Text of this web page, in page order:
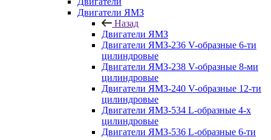
Двигатели ЯМЗ
Назад
Двигатели ЯМЗ
Двигатели ЯМЗ-236 V-образные 6-ти
цилиндровые
Двигатели ЯМЗ-238 V-образные 8-ми
цилиндровые
Двигатели ЯМЗ-240 V-образные 12-ти
цилиндровые
Двигатели ЯМЗ-534 L-образные 4-х
цилиндровые
Двигатели ЯМЗ-536 L-образные 6-ти